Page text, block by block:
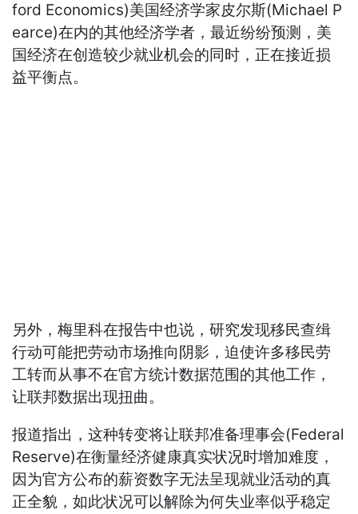
ford Economics)美国经济学家皮尔斯(Michael P
earce)在内的其他经济学者，最近纷纷预测，美
国经济在创造较少就业机会的同时，正在接近损
益平衡点。
另外，梅里科在报告中也说，研究发现移民查缉
行动可能把劳动市场推向阴影，迫使许多移民劳
工转而从事不在官方统计数据范围的其他工作，
让联邦数据出现扭曲。
报道指出，这种转变将让联邦准备理事会(Federal
Reserve)在衡量经济健康真实状况时增加难度，
因为官方公布的薪资数字无法呈现就业活动的真
正全貌，如此状况可以解除为何失业率似乎稳定